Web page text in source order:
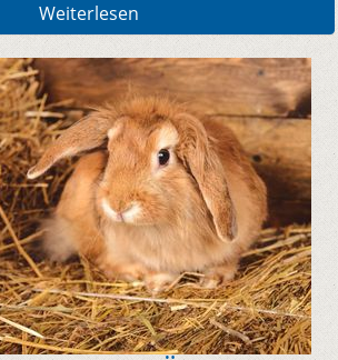
Weiterlesen